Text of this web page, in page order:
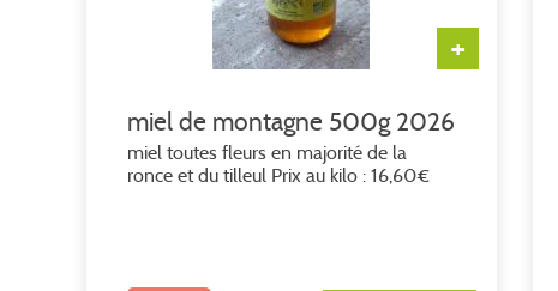
+
miel de montagne 500g 2026
miel toutes fleurs en majorité de la
ronce et du tilleul Prix au kilo : 16,60€